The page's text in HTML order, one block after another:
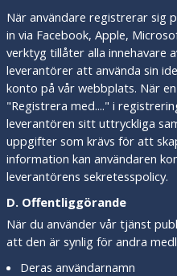
När användare registrerar sig
in via Facebook, Apple,
verktyg tillåter alla innehavare
leverantörer att använda sin
konto på vår webbplats. När
"Registrera med...." i
leverantören sitt uttryckliga
uppgifter som krävs för att
information kan användaren
leverantörens sekretesspolicy.
D. Offentliggörande
När du använder vår tjänst
att den är synlig för andra
Deras användarnamn